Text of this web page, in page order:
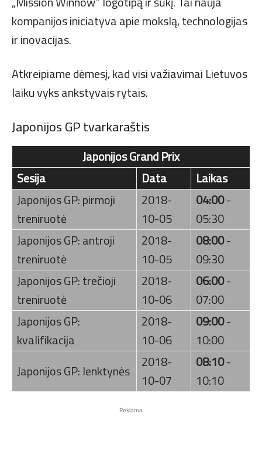
kompanijos iniciatyva apie mokslą, technologijas
ir inovacijas.
Atkreipiame dėmesį, kad visi važiavimai Lietuvos
laiku vyks ankstyvais rytais.
Japonijos GP tvarkaraštis
Japonijos Grand Prix
Sesija
Data
Laikas
Japonijos GP: pirmoji
treniruotė
2018-
10-05
04:00-
05:30
Japonijos GP: antroji
treniruotė
2018-
10-05
08:00-
09:30
Japonijos GP: trečioji
treniruotė
2018-
10-06
06:00-
07:00
Japonijos GP:
kvalifikacija
2018-
10-06
09:00-
10:00
Japonijos GP: lenktynės
2018-
10-07
08:10-
10:10
Reklama